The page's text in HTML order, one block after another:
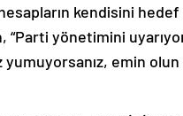
kendisini
“Parti yönetimini
yumuyorsanız, emin olun